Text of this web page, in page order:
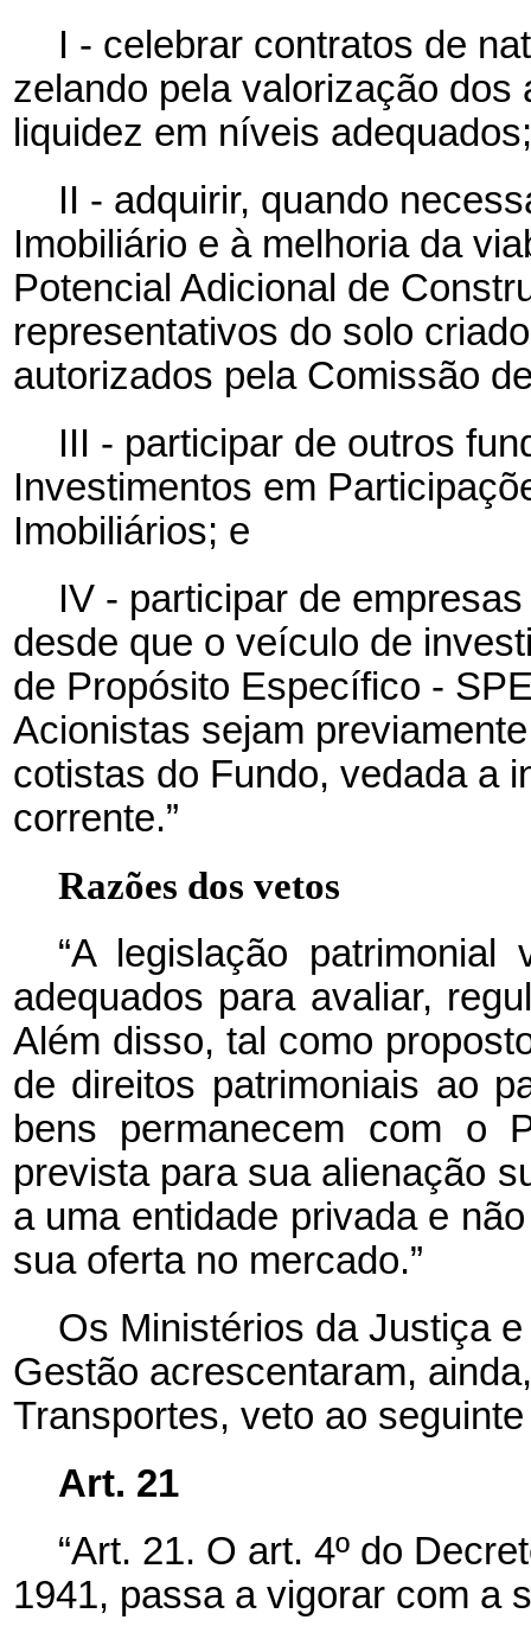
I - celebrar contratos de
zelando pela valorização
liquidez em níveis adequados;
II - adquirir, quando
Imobiliário e à melhoria da
Potencial Adicional de
representativos do solo
autorizados pela Comissão
III - participar de outros
Investimentos em
Imobiliários; e
IV - participar de
desde que o veículo de
de Propósito Específico -
Acionistas sejam
cotistas do Fundo, vedada a
corrente.”
Razões dos vetos
“A legislação
adequados para avaliar,
Além disso, tal como
de direitos patrimoniais ao
bens permanecem com o
prevista para sua alienação
a uma entidade privada e
sua oferta no mercado.”
Os Ministérios da Justiça
Gestão acrescentaram,
Transportes, veto ao
Art. 21
“Art. 21. O art. 4º do
1941, passa a vigorar com a